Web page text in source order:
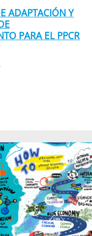
ADAPTACIÓN Y
PARA EL PPCR